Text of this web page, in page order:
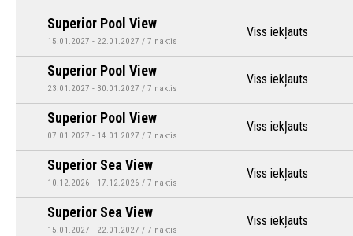
Superior Pool View
15.01.2027 - 22.01.2027 / 7 naktis
Viss iekļauts
Superior Pool View
23.01.2027 - 30.01.2027 / 7 naktis
Viss iekļauts
Superior Pool View
07.01.2027 - 14.01.2027 / 7 naktis
Viss iekļauts
Superior Sea View
10.12.2026 - 17.12.2026 / 7 naktis
Viss iekļauts
Superior Sea View
15.01.2027 - 22.01.2027 / 7 naktis
Viss iekļauts